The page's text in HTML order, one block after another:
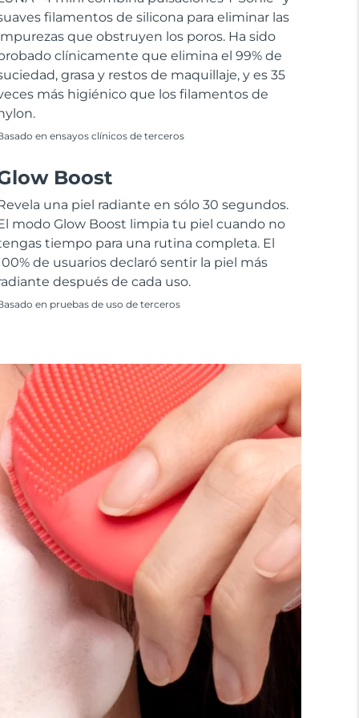
filamentos de silicona para eliminar las
que obstruyen los poros. Ha sido
clínicamente que elimina el 99% de
grasa y restos de maquillaje, y es 35
más higiénico que los filamentos de
en ensayos clínicos de terceros
Boost
una piel radiante en sólo 30 segundos.
modo Glow Boost limpia tu piel cuando no
tiempo para una rutina completa. El
de usuarios declaró sentir la piel más
después de cada uso.
en pruebas de uso de terceros